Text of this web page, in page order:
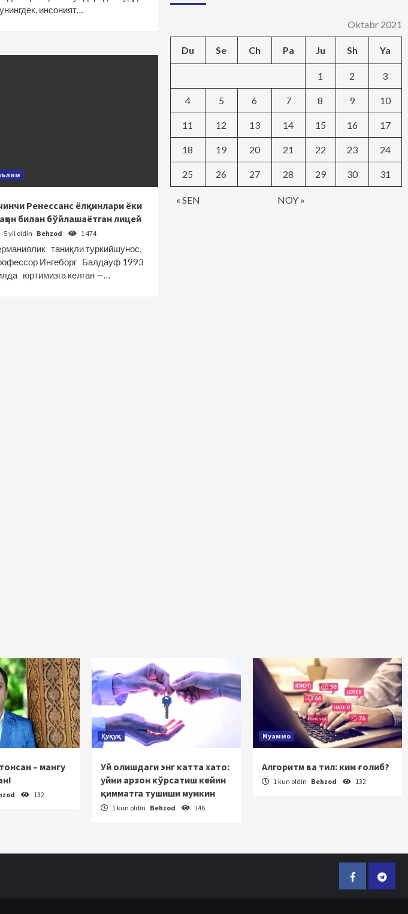
инсоният…
Ренессанс ёлқинлари ёки
билан бўйлашаётган лицей
5 yil oldin Behzod 1 474
таниқли туркийшунос,
Ингеборг Балдауф 1993
юртимизга кел­ган —…
Oktabr 2021
Du Se Ch Pa Ju Sh Ya
« SEN NOY »
1 2 3
4 5 6 7 8 9 10
11 12 13 14 15 16 17
18 19 20 21 22 23 24
25 26 27 28 29 30 31
– мангу
132
Ҳуқуқ
Уй олишдаги энг катта хато:
уйни арзон кўрсатиш кейин
қимматга тушиши мумкин
1 kun oldin Behzod 146
Муаммо
Алгоритм ва тил: ким ғолиб?
1 kun oldin Behzod 132
Facebook